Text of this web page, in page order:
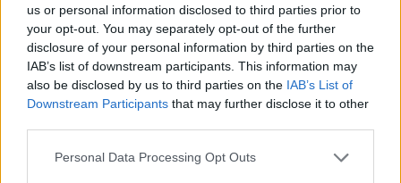
us or personal information disclosed to third parties prior to
your opt-out. You may separately opt-out of the further
disclosure of your personal information by third parties on the
IAB’s list of downstream participants. This information may
also be disclosed by us to third parties on the IAB’s List of
Downstream Participants that may further disclose it to other
Personal Data Processing Opt Outs